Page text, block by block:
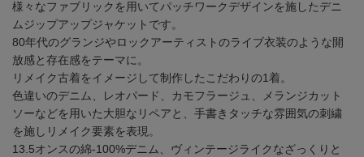
様々なファブリックを用いてパッチワークデザインを施したデニ
ムジップアップジャケットです。
80年代のグランジやロックアーティストのライブ衣装のような開
放感と存在感をテーマに。
リメイク古着をイメージして制作したこだわりの1着。
色違いのデニム、レオパード、カモフラージュ、メランジカット
ソーなどを用いた大胆なリペアと、手書きタッチな雰囲気の刺繍
を施しリメイク要素を表現。
13.5オンスの綿-100%デニム、ヴィンテージライクなざっくりと